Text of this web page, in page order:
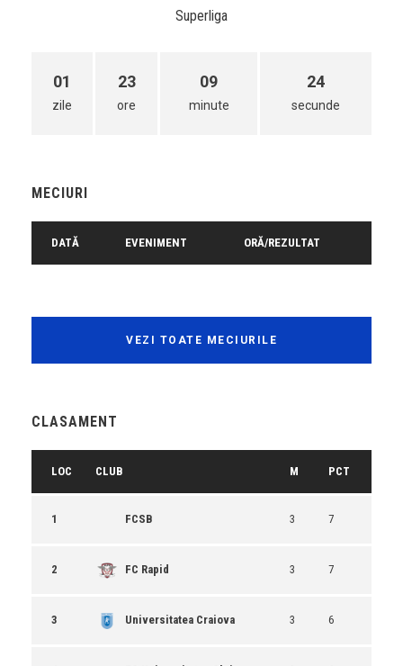
Superliga
01
zile
23
ore
09
minute
24
secunde
MECIURI
DATĂ EVENIMENT ORĂ/REZULTAT
VEZI TOATE MECIURILE
CLASAMENT
LOC CLUB M PCT
1 FCSB 3 7
2 FC Rapid 3 7
3 Universitatea Craiova 3 6